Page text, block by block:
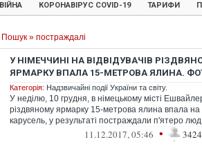
КОРОНАВІРУС COVID-19 ТАРИФИ
Пошук » постраждалі
У НІМЕЧЧИНІ НА ВІДВІДУВАЧІВ
ЯРМАРКУ ВПАЛА 15-МЕТРОВА ЯЛИНА.
Категорія: Надзвичайні події України та світу.
У неділю, 10 грудня, в німецькому місті
різдвяному ярмарку 15-метрова ялина впала на
карусель, у результаті постраждали п'ятеро
11.12.2017, 05:46 • 3424